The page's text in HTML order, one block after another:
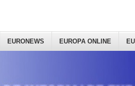
EURONEWS EUROPA ONLINE